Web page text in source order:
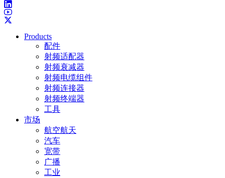
Products
配件
射频适配器
射频衰减器
射频电缆组件
射频连接器
射频终端器
工具
市场
航空航天
汽车
宽带
广播
工业